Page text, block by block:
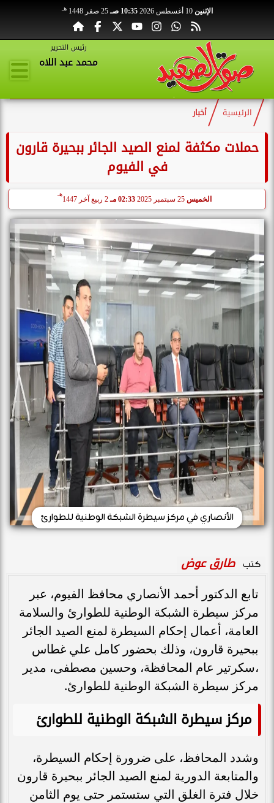
الإثنين 10 أغسطس 2026 10:35 صـ 25 صفر 1448 هـ
رئيس التحرير
محمد عبد اللاه
الرئيسية أخبار
حملات مكثفة لمنع الصيد الجائر ببحيرة قارون
في الفيوم
الخميس 02:33 مـ 2 ربيع آخر 1447
هـ
الأنصاري في مركز سيطرة الشبكة الوطنية للطوارئ
كتب طارق عوض
تابع الدكتور أحمد الأنصاري محافظ الفيوم، عبر
مركز سيطرة الشبكة الوطنية للطوارئ والسلامة
العامة، أعمال إحكام السيطرة لمنع الصيد الجائر
ببحيرة قارون، وذلك بحضور كامل علي غطاس
،سكرتير عام المحافظة، وحسين مصطفى، مدير
مركز سيطرة الشبكة الوطنية للطوارئ.
مركز سيطرة الشبكة الوطنية للطوارئ
وشدد المحافظ، على ضرورة إحكام السيطرة،
والمتابعة الدورية لمنع الصيد الجائر ببحيرة قارون
خلال فترة الغلق التي ستستمر حتى يوم الثامن